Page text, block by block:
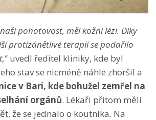
pohotovost, měl kožní lézi. Díky
protizánětlivé terapii se podařilo
“ uvedl ředitel kliniky, kde byl
stav se nicméně náhle zhoršil a
v Bari, kde bohužel zemřel na
orgánů. Lékaři přitom měli
že se jednalo o koutníka. Na